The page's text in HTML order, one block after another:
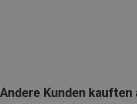
Andere Kunden kauften